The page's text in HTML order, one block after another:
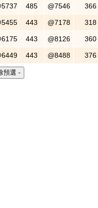
485 @7546 366
443 @7178 318
443 @8126 360
443 @8488 376